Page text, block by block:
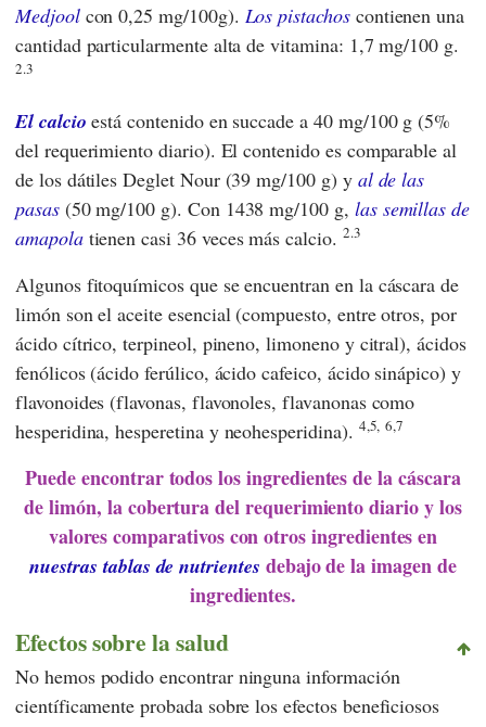
Medjoolcon 0,25 mg/100g). Los pistachoscontienen una
cantidad particularmente alta de vitamina: 1,7 mg/100 g.
2.3
El calcio está contenido en succade a 40 mg/100 g (5%
del requerimiento diario). El contenido es comparable al
de los dátiles Deglet Nour (39 mg/100 g) y al de las
pasas(50 mg/100 g). Con 1438 mg/100 g, las semillas de
amapolatienen casi 36 veces más calcio. 2.3
Algunos fitoquímicos que se encuentran en la cáscara de
limón son el aceite esencial (compuesto, entre otros, por
ácido cítrico, terpineol, pineno, limoneno y citral), ácidos
fenólicos (ácido ferúlico, ácido cafeico, ácido sinápico) y
flavonoides (flavonas, flavonoles, flavanonas como
hesperidina, hesperetina y neohesperidina). 4,5, 6,7
Puede encontrar todos los ingredientes de la cáscara
de limón, la cobertura del requerimiento diario y los
valores comparativos con otros ingredientes en
nuestras tablas de nutrientes debajo de la imagen de
ingredientes.
Efectos sobre la salud
No hemos podido encontrar ninguna información
científicamente probada sobre los efectos beneficiosos